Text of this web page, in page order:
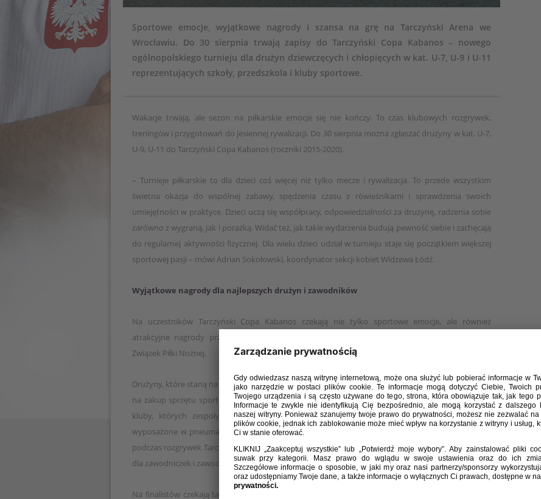
Sportowe emocje, wyjątkowe nagrody i szansa na grę na Tarczyński Arena we
Wrocławiu. Do 30 sierpnia trwają zapisy do Tarczyński Copa Kabanos – nowego
ogólnopolskiego turnieju dla drużyn dziewczęcych i chłopięcych w kat. U-7, U-9 i U-11
reprezentujących szkoły, przedszkola i kluby sportowe.
Wakacje trwają, ale sezon na piłkarskie emocje się nie kończy. To czas klubowych rozgrywek,
treningów i przygotowań do jesiennej rywalizacji. Do 30 sierpnia można zgłaszać drużyny w kat. U-7,
U-9, U-11 do Tarczyński Copa Kabanos (roczniki 2015-2020).
– Turnieje piłkarskie to dla dzieci coś więcej niż tylko mecze i rywalizacja. To przede wszystkim
świetna okazja do wspólnej zabawy, spędzenia czasu z rówieśnikami i sprawdzenia swoich
umiejętności w praktyce. Dzieci uczą się współpracy, odpowiedzialności za drużynę, radzenia sobie
zarówno z wygraną, jak i porażką. Widać też, jak takie wydarzenia budują pewność siebie i zachęcają
do regularnej aktywności fizycznej. Dla wielu dzieci udział w turnieju staje się początkiem większej
sportowej pasji – mówi Adrian Sokołowski, koordynator sekcji kobiet Widzewa Łódź.
Wyjątkowe nagrody dla najlepszych drużyn i zawodników
Na uczestników Tarczyński Copa Kabanos czekają nie tylko sportowe emocje, ale również
atrakcyjne nagrody przygotowane przez sponsora tytularnego – firmę Tarczyński oraz Polski
Związek Piłki Nożnej.
Drużyny, które staną na podium Finału Ogólnopolskiego w swoich kategoriach, otrzymają vouchery
na zakup sprzętu sportowego o wartości 20, 10 i 5 tysięcy złotych. Z kolei szkoły, przedszkola lub
kluby, których zespoły zwyciężą w kategoriach U-9 i U-11 (dziewcząt i chłopców), zostaną
wyposażone w pneumatyczne boisko z czterema bramkami – identyczne jak to wykorzystywane
podczas rozgrywek Tarczyński Copa Kabanos. Sponsor przygotował również indywidualne nagrody
dla zawodniczek i zawodników najlepszych drużyn.
Na finalistów czekają także wyjątkowe piłkarskie przeżycia, zapewnione przez Polski Związek Piłki